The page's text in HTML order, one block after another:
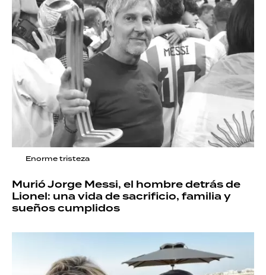
Enorme tristeza
Murió Jorge Messi, el hombre detrás de
Lionel: una vida de sacrificio, familia y
sueños cumplidos